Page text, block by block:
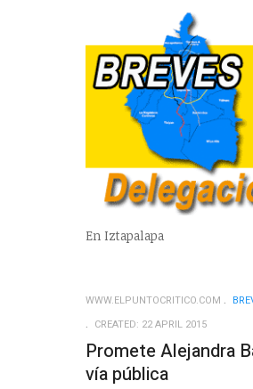
En Iztapalapa
WWW.ELPUNTOCRITICO.COM
CREATED: 22 APRIL 2015
Promete Alejandra
vía pública